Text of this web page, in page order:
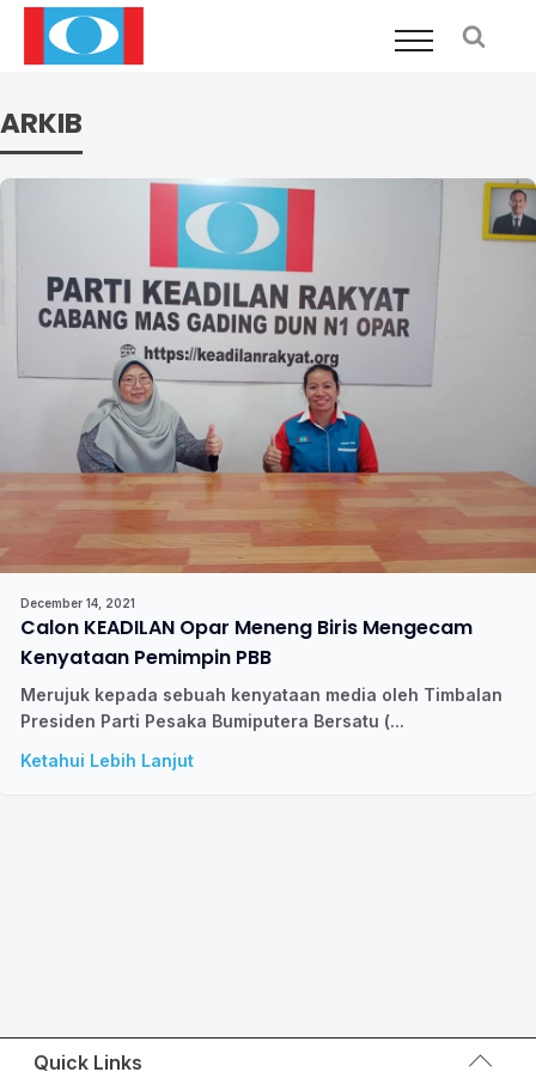
ARKIB
December 14, 2021
Calon KEADILAN Opar Meneng Biris Mengecam
Kenyataan Pemimpin PBB
Merujuk kepada sebuah kenyataan media oleh Timbalan
Presiden Parti Pesaka Bumiputera Bersatu (...
Ketahui Lebih Lanjut
Quick Links